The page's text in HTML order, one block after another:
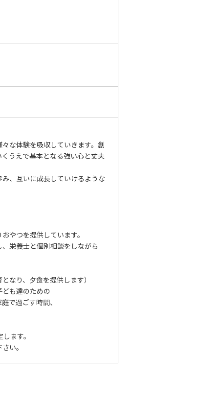
な体験を吸収していきます。創
うえで基本となる強い心と丈夫
、互いに成長していけるような
やつを提供しています。
栄養士と個別相談をしながら
なり、夕食を提供します）
も達のための
で過ごす時間、
ます。
い。